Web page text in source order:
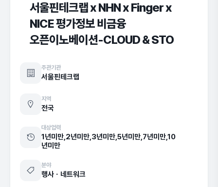
서울핀테크랩 x NHN x Finger x
NICE 평가정보 비금융
오픈이노베이션-CLOUD & STO
주관기관
서울핀테크랩
지역
전국
대상업력
1년미만,2년미만,3년미만,5년미만,7년미만,10
년미만
분야
행사ㆍ네트워크